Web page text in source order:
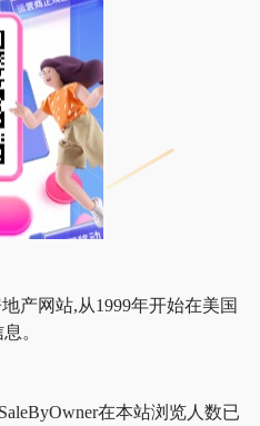
产网站,从1999年开始在美国
。
在本站浏览人数已